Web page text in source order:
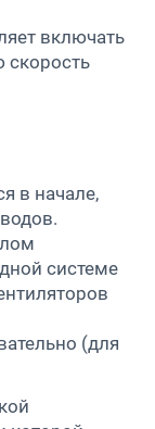
включать
скорость
в начале,
системе
(для